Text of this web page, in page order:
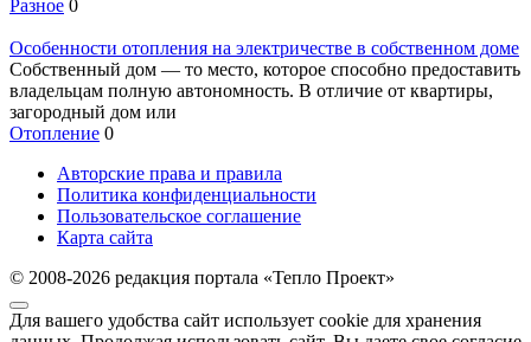
Разное 0
Особенности отопления на электричестве в собственном доме
Собственный дом — то место, которое способно предоставить
владельцам полную автономность. В отличие от квартиры,
загородный дом или
Отопление 0
Авторские права и правила
Политика конфиденциальности
Пользовательское соглашение
Карта сайта
© 2008-2026 редакция портала «Тепло Проект»
Для вашего удобства сайт использует cookie для хранения